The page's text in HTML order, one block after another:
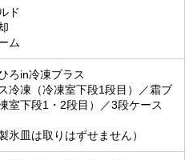
ド
ム
ろin冷凍プラス
冷凍（冷凍室下段1段目）／霜ブ
室下段1・2段目）／3段ケース
氷皿は取りはずせません）